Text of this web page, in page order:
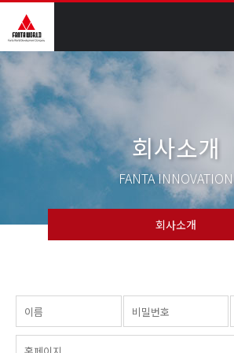
회사소개
FANTA INNOVATION
회사소개